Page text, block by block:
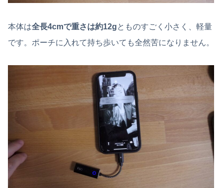
本体は全長4cmで重さは約12gとものすごく小さく、軽量
です。ポーチに入れて持ち歩いても全然苦になりません。